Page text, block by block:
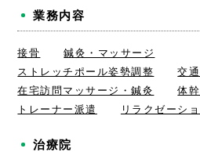
業務内容
接骨
鍼灸・マッサージ
ストレッチポール姿勢調整
交
在宅訪問マッサージ・鍼灸
体
トレーナー派遣
リラクゼーシ
治療院